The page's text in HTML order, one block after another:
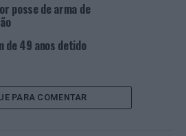
posse de arma de
de 49 anos detido
PARA COMENTAR